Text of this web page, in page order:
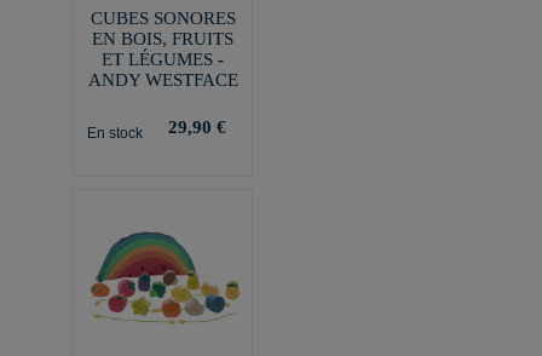
CUBES SONORES
EN BOIS, FRUITS
ET LÉGUMES -
ANDY WESTFACE
En stock 29,90 €